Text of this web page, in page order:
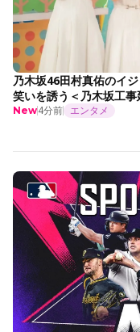
乃木坂46田村真佑のイ
笑いを誘う＜乃木坂工事
New4分前 エンタメ